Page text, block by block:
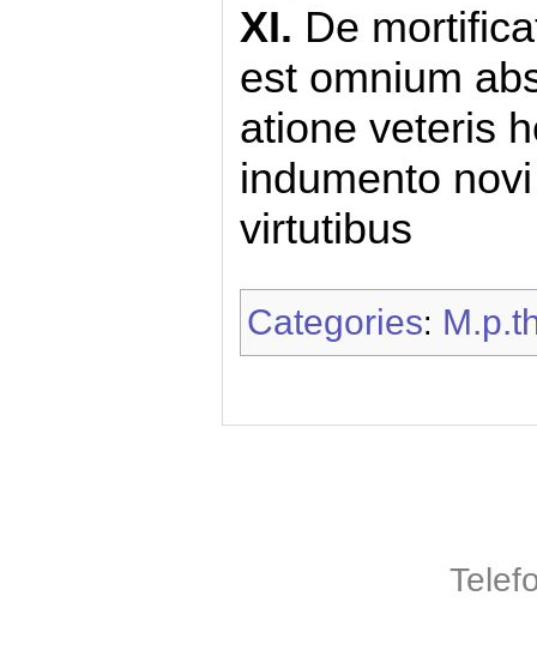
XI. De
est omnium
atione veteris
indumento
virtutibus
Categories: